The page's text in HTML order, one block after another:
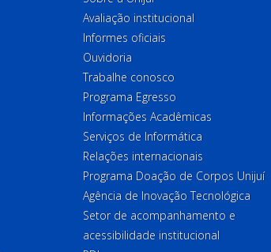
Avaliação institucional
Informes oficiais
Ouvidoria
Trabalhe conosco
Programa Egresso
Informações Acadêmicas
Serviços de Informática
Relações internacionais
Programa Doação de Corpos Unijuí
Agência de Inovação Tecnológica
Setor de acompanhamento e
acessibilidade institucional